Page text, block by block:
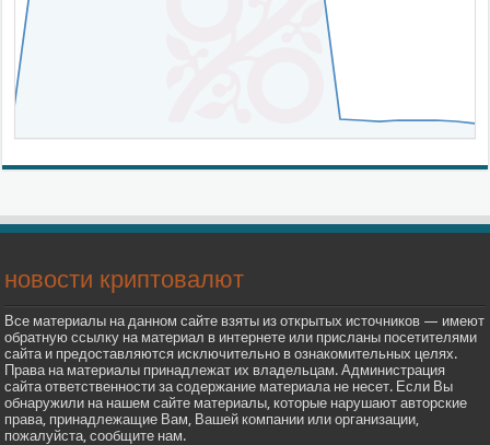
новости криптовалют
Все материалы на данном сайте взяты из открытых источников — имеют
обратную ссылку на материал в интернете или присланы посетителями
сайта и предоставляются исключительно в ознакомительных целях.
Права на материалы принадлежат их владельцам. Администрация
сайта ответственности за содержание материала не несет. Если Вы
обнаружили на нашем сайте материалы, которые нарушают авторские
права, принадлежащие Вам, Вашей компании или организации,
пожалуйста, сообщите нам.